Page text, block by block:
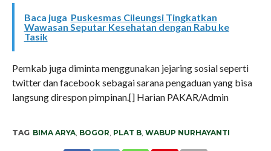
Baca juga Puskesmas Cileungsi Tingkatkan
Wawasan Seputar Kesehatan dengan Rabu ke
Tasik
Pemkab juga diminta menggunakan jejaring sosial seperti
twitter dan facebook sebagai sarana pengaduan yang bisa
langsung direspon pimpinan.[] Harian PAKAR/Admin
TAG BIMA ARYA, BOGOR, PLAT B, WABUP NURHAYANTI